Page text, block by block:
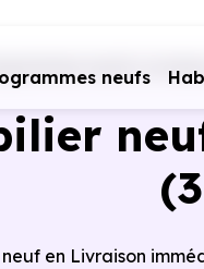
neufs
neufs
en Livraison